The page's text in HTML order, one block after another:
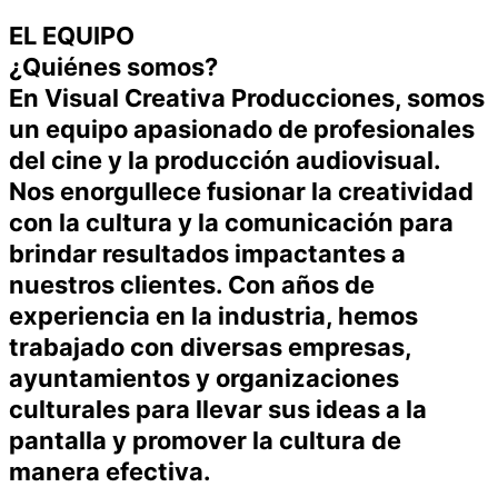
EL EQUIPO
¿Quiénes somos?
En Visual Creativa Producciones, somos
un equipo apasionado de profesionales
del cine y la producción audiovisual.
Nos enorgullece fusionar la creatividad
con la cultura y la comunicación para
brindar resultados impactantes a
nuestros clientes. Con años de
experiencia en la industria, hemos
trabajado con diversas empresas,
ayuntamientos y organizaciones
culturales para llevar sus ideas a la
pantalla y promover la cultura de
manera efectiva.